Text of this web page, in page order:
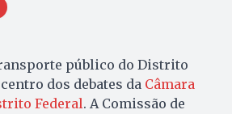
público do Distrito
dos debates da Câmara
Federal. A Comissão de